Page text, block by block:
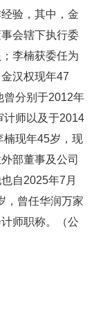
验，其中，金
会辖下执行委
李楠获委任为
汉权现年47
曾分别于2012年
计师以及于2014
楠现年45岁，现
部董事及公司
自2025年7月
，曾任华润万家
师职称。（公